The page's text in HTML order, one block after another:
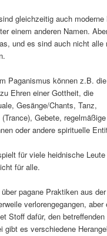
gleichzeitig auch moderne
einem anderen Namen.
und es sind auch nicht alle
Paganismus können z.B.
Ehren einer Gottheit, die
Gesänge/Chants, Tanz,
Gebete,
oder andere spirituelle
für viele heidnische
für alle.
pagane Praktiken aus
verlorengegangen, aber
Stoff dafür, den betreffenden
gibt es verschiedene